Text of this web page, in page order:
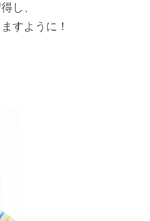
し、
すように！